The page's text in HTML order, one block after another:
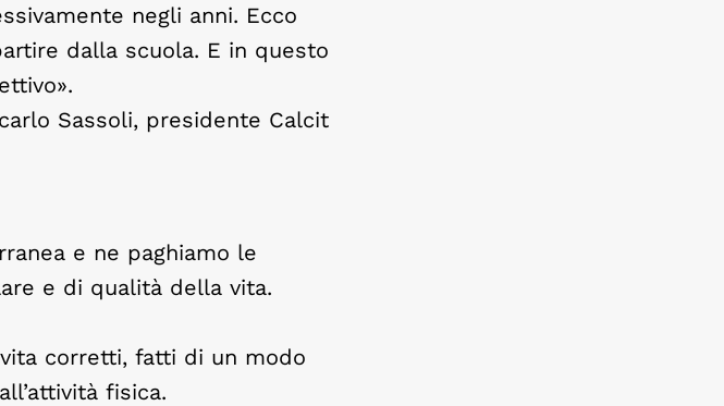
negli anni. Ecco
dalla scuola. E in questo
Sassoli, presidente Calcit
e ne paghiamo le
e di qualità della vita.
corretti, fatti di un modo
fisica.